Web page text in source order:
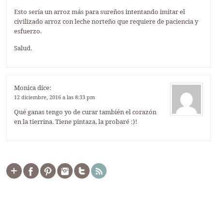
Esto sería un arroz más para sureños intentando imitar el
civilizado arroz con leche norteño que requiere de paciencia y
esfuerzo.
Salud.
Monicadice:
12 diciembre, 2016 a las 8:33 pm
Qué ganas tengo yo de curar también el corazón
en la tierrina. Tiene pintaza, la probaré :)!